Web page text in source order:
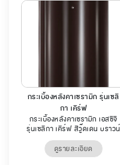
กระเบื้องหลังคาเซรามิก รุ่นเซลิ
กา เคิร์ฟ
กระเบื้องหลังคาเซรามิก เอสซีจี
รุ่นเซลิกา เคิร์ฟ สีวู๊ดเดน บราวน์
ดูรายละเอียด